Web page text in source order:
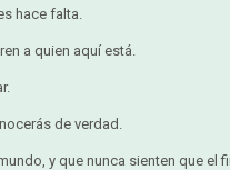
hace falta.
a quien aquí está.
de verdad.
y que nunca sienten que el